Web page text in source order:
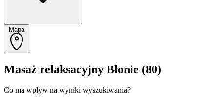
Mapa
Masaż relaksacyjny Błonie (80)
Co ma wpływ na wyniki wyszukiwania?